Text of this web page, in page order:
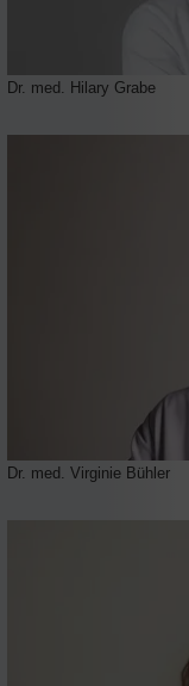
Dr. med. Hilary Grabe
Dr. med. Virginie Bühler